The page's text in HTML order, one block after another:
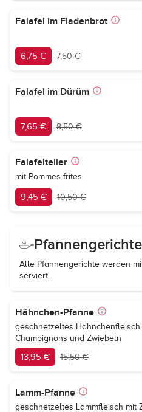
Falafel im Fladenbrot
6,75 € 7,50 €
Falafel im Dürüm
7,65 € 8,50 €
Falafelteller
mit Pommes frites
9,45 € 10,50 €
Pfannengerichte
Alle Pfannengerichte werden
serviert.
Hähnchen-Pfanne
geschnetzeltes Hähnchenfleisch
Champignons und Zwiebeln
13,95 € 15,50 €
Lamm-Pfanne
geschnetzeltes Lammfleisch mit